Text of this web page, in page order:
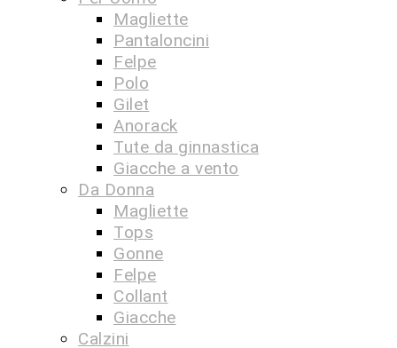
Magliette
Pantaloncini
Felpe
Polo
Gilet
Anorack
Tute da ginnastica
Giacche a vento
Da Donna
Magliette
Tops
Gonne
Felpe
Collant
Giacche
Calzini